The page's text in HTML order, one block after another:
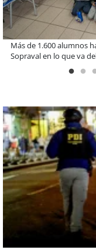
Estudiantes de la UCN
operación de Ultraport